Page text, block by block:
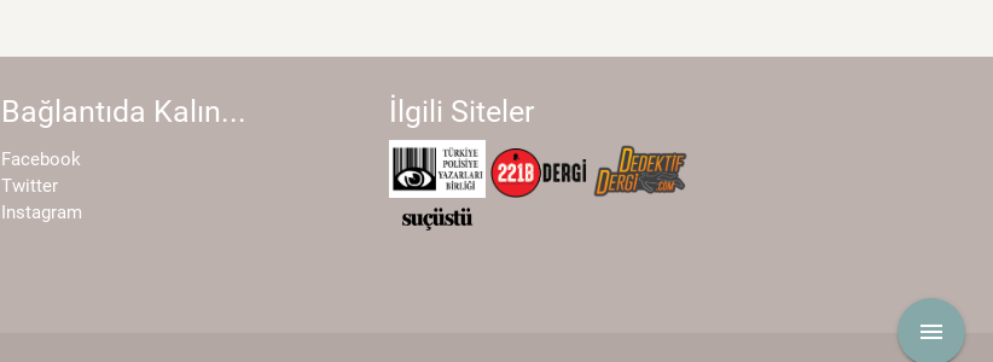
menu
Bağlantıda Kalın...
Facebook
Twitter
Instagram
İlgili Siteler